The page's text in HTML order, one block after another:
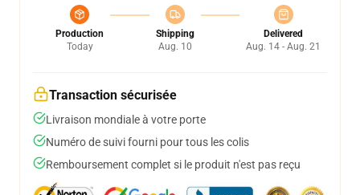
Production
Today
Shipping
Aug. 10
Delivered
Aug. 14 - Aug. 21
Transaction sécurisée
Livraison mondiale à votre porte
Numéro de suivi fourni pour tous les colis
Remboursement complet si le produit n'est pas reçu